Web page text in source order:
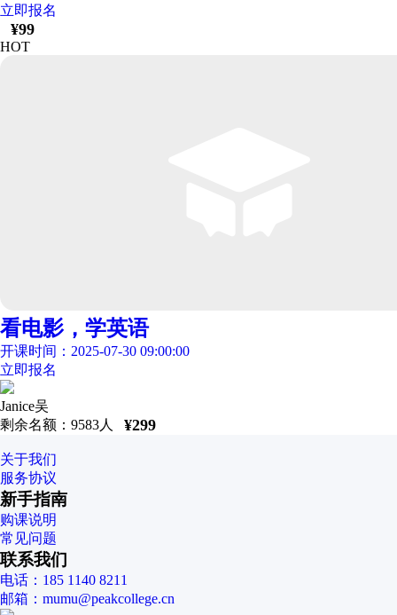
立即报名
¥99
HOT
看电影，学英语
开课时间：2025-07-30 09:00:00
立即报名
Janice吴
剩余名额： 9583人 ¥299
关于我们
服务协议
新手指南
购课说明
常见问题
联系我们
电话：185 1140 8211
邮箱：mumu@peakcollege.cn